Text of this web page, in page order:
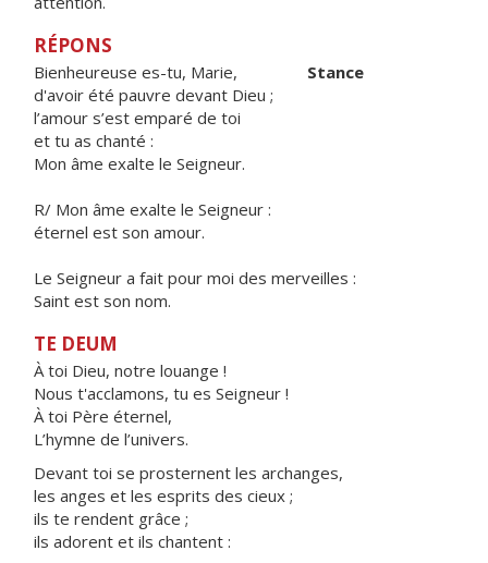
RÉPONS
Bienheureuse es-tu, Marie, Stance
d'avoir été pauvre devant Dieu ;
l’amour s’est emparé de toi
et tu as chanté :
Mon âme exalte le Seigneur.
R/ Mon âme exalte le Seigneur :
éternel est son amour.
Le Seigneur a fait pour moi des merveilles :
Saint est son nom.
TE DEUM
À toi Dieu, notre louange !
Nous t'acclamons, tu es Seigneur !
À toi Père éternel,
L’hymne de l’univers.
Devant toi se prosternent les archanges,
les anges et les esprits des cieux ;
ils te rendent grâce ;
ils adorent et ils chantent :